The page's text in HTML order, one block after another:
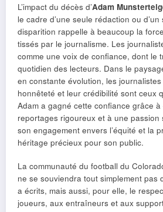
L’impact du décès d’Adam
le cadre d’une seule rédaction ou
disparition rappelle à beaucoup la
tissés par le journalisme. Les
comme une voix de confiance, dont le
quotidien des lecteurs. Dans le
en constante évolution, les
honnêteté et leur crédibilité sont ceux
Adam a gagné cette confiance grâce
reportages rigoureux et à une passion
son engagement envers l’équité et la
héritage précieux pour son public.
La communauté du football du
ne se souviendra tout simplement pas
a écrits, mais aussi, pour elle, le
joueurs, aux entraîneurs et aux